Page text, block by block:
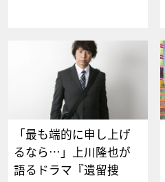
「最も端的に申し上げ
るなら…」上川隆也が
語るドラマ『遺留捜